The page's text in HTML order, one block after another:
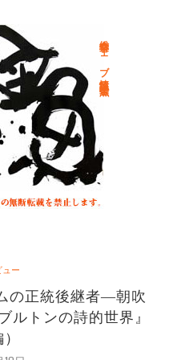
総合文学ウェブ情報誌 文学金魚
ー
の正統後継者―朝吹
ルトンの詩的世界』